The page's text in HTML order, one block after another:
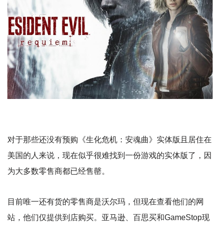
对于那些还没有预购《生化危机：安魂曲》实体版且居住在
美国的人来说，现在似乎很难找到一份游戏的实体版了，因
为大多数零售商都已经售罄。
目前唯一还有货的零售商是沃尔玛，但现在查看他们的网
站，他们仅提供到店购买。亚马逊、百思买和GameStop现